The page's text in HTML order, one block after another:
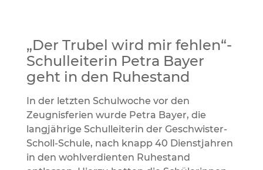
„Der Trubel wird mir fehlen“-
Schulleiterin Petra Bayer
geht in den Ruhestand
In der letzten Schulwoche vor den
Zeugnisferien wurde Petra Bayer, die
langjährige Schulleiterin der Geschwister-
Scholl-Schule, nach knapp 40 Dienstjahren
in den wohlverdienten Ruhestand